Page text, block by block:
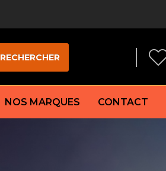
RECHERCHER
NOS MARQUES CONTACT